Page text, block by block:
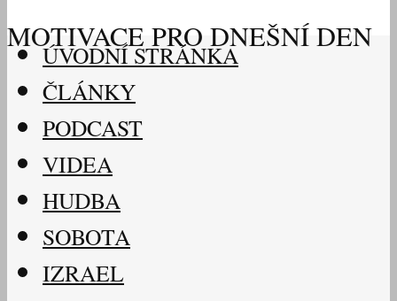
MOTIVACE PRO DNEŠNÍ DEN
ÚVODNÍ STRÁNKA
ČLÁNKY
PODCAST
VIDEA
HUDBA
SOBOTA
IZRAEL